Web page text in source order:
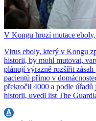
V Kongu hrozí mutace
Virus eboly, který v Kongu
historii, by mohl mutovat,
plánují výrazně rozšířit
pacientů přímo v
překročil 4000 a podle
historii, uvedl list The